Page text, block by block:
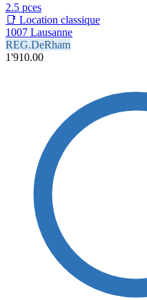
2.5 pces
📑 Location classique
1007 Lausanne
REG.DeRham
1'910.00